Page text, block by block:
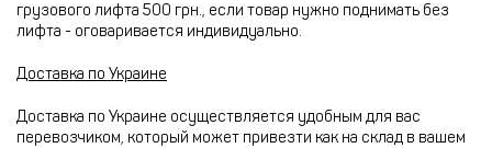
грузового лифта 500 грн., если товар нужно поднимать без
лифта - оговаривается индивидуально.
Доставка по Украине
Доставка по Украине осуществляется удобным для вас
перевозчиком, который может привезти как на склад в вашем